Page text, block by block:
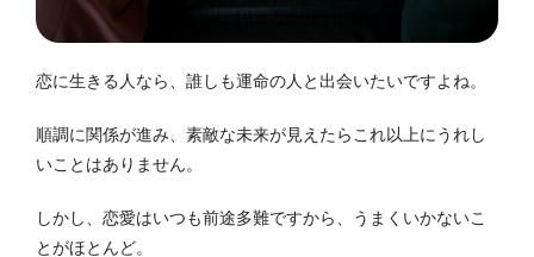
恋に生きる人なら、誰しも運命の人と出会いたいですよね。
順調に関係が進み、素敵な未来が見えたらこれ以上にうれし
いことはありません。
しかし、恋愛はいつも前途多難ですから、うまくいかないこ
とがほとんど。